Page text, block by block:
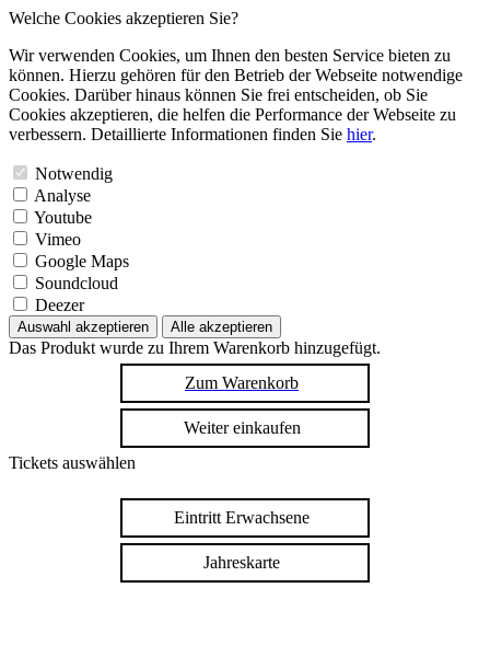
Welche Cookies akzeptieren Sie?
Wir verwenden Cookies, um Ihnen den besten Service bieten zu
können. Hierzu gehören für den Betrieb der Webseite notwendige
Cookies. Darüber hinaus können Sie frei entscheiden, ob Sie
Cookies akzeptieren, die helfen die Performance der Webseite zu
verbessern. Detaillierte Informationen finden Sie hier.
Notwendig
Analyse
Youtube
Vimeo
Google Maps
Soundcloud
Deezer
Auswahl akzeptieren Alle akzeptieren
Das Produkt wurde zu Ihrem Warenkorb hinzugefügt.
Zum Warenkorb
Weiter einkaufen
Tickets auswählen
Eintritt Erwachsene
Jahreskarte